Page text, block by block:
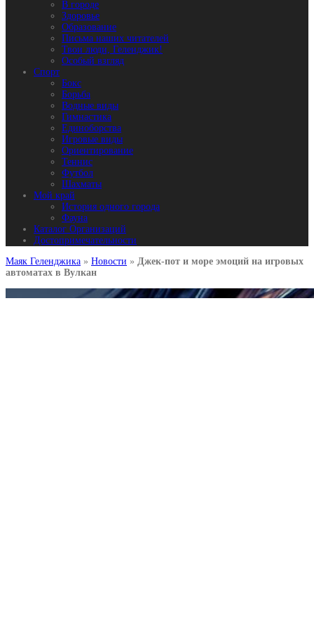
В городе
Здоровье
Образование
Письма наших читателей
Твои люди, Геленджик!
Особый взгляд
Спорт
Бокс
Борьба
Водные виды
Гимнастика
Единоборства
Игровые виды
Ориентирование
Теннис
Футбол
Шахматы
Мой край
История одного города
Фауна
Каталог Организаций
Достопримечательности
Маяк Геленджика » Новости » Джек-пот и море эмоций на игровых
автоматах в Вулкан